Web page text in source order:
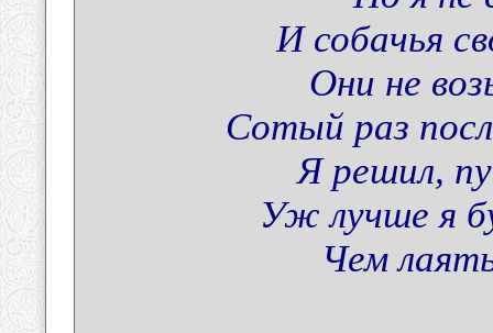
И собачья
Они не
Сотый раз
Я решил,
Уж лучше я
Чем